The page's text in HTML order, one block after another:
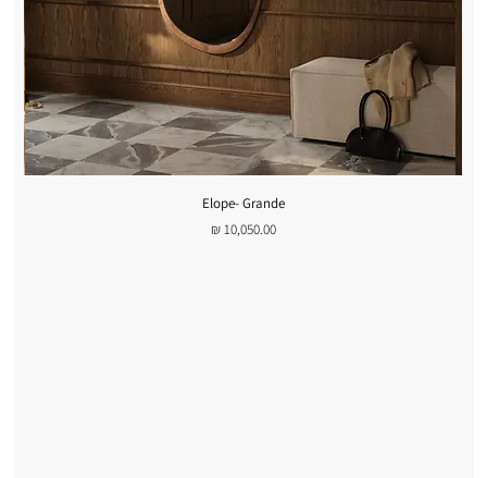
Elope- Grande
מחיר‏10,050.00 ‏₪